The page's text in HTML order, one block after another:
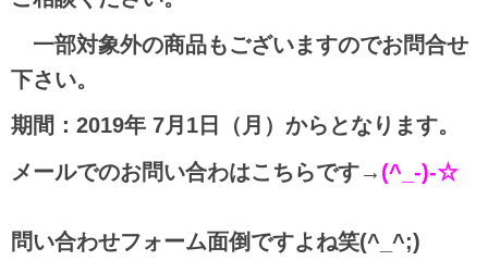
一部対象外の商品もございますのでお問合せ
下さい。
期間：2019年 7月1日（月）からとなります。
メールでのお問い合わはこちらです→ (^_-)-☆
問い合わせフォーム面倒ですよね笑(^_^;)